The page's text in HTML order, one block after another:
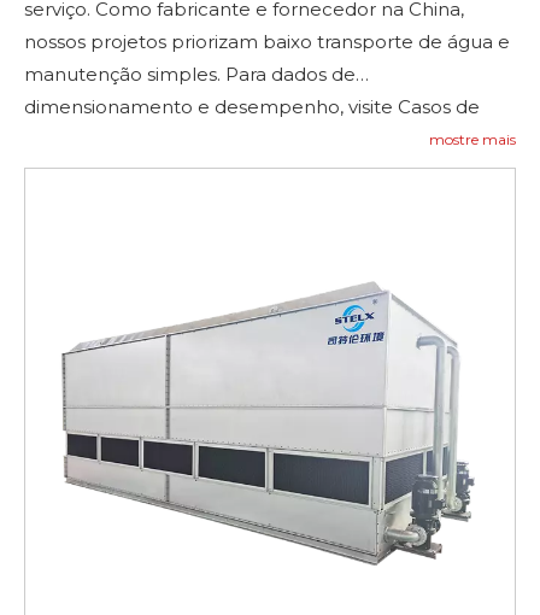
serviço. Como fabricante e fornecedor na China,
nossos projetos priorizam baixo transporte de água e
manutenção simples. Para dados de
dimensionamento e desempenho, visite Casos de
Contate-
nos.
mostre mais